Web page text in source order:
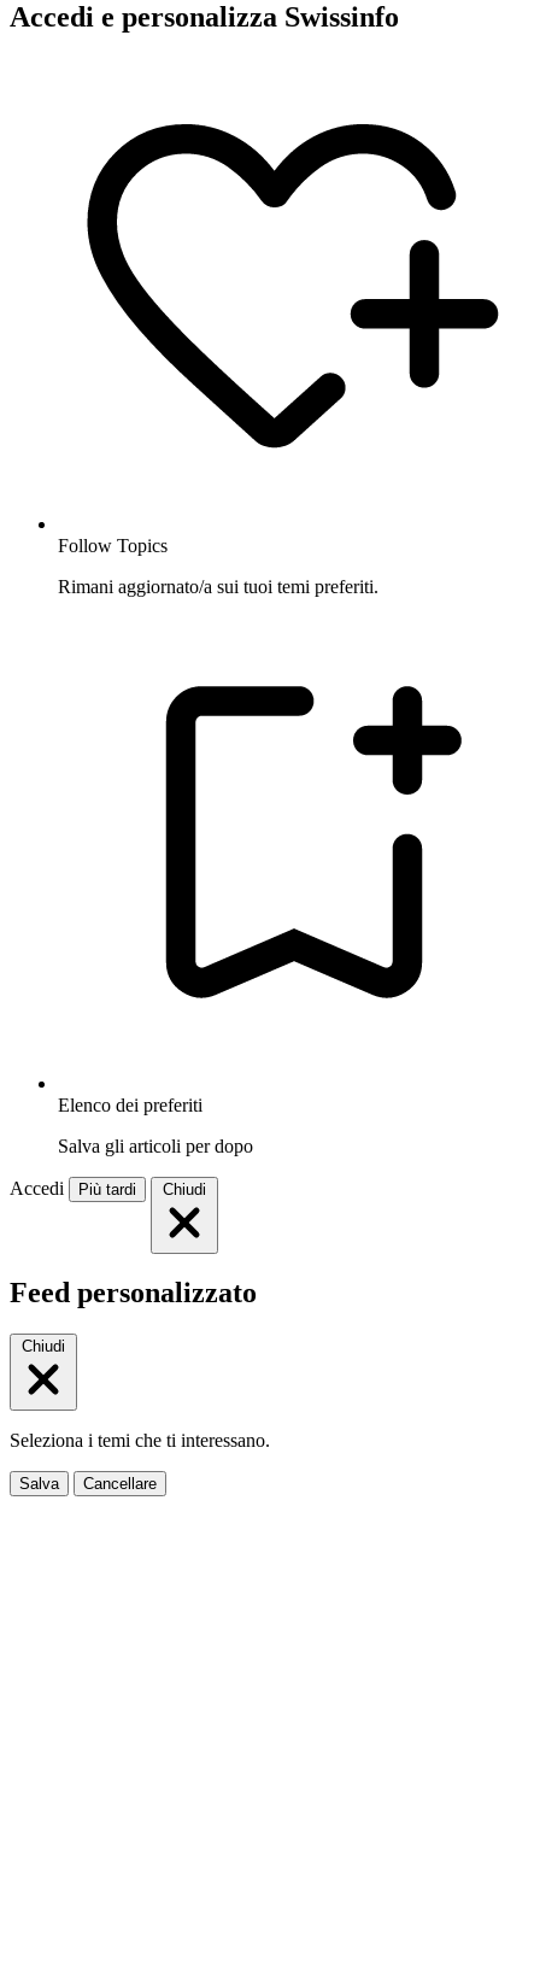
Accedi e personalizza Swissinfo
Follow Topics
Rimani aggiornato/a sui tuoi temi preferiti.
Elenco dei preferiti
Salva gli articoli per dopo
Accedi Più tardi Chiudi
Feed personalizzato
Chiudi
Seleziona i temi che ti interessano.
Salva Cancellare